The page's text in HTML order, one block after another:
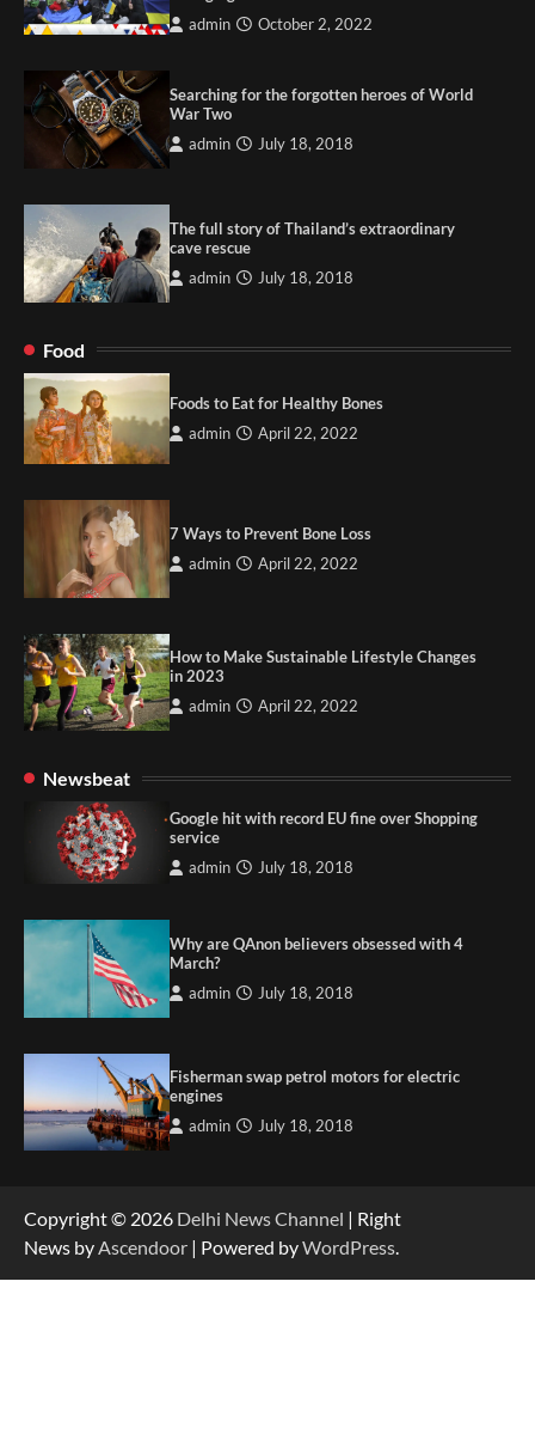
admin October 2, 2022
Searching for the forgotten heroes of World
War Two
admin July 18, 2018
The full story of Thailand’s extraordinary
cave rescue
admin July 18, 2018
Food
Foods to Eat for Healthy Bones
admin April 22, 2022
7 Ways to Prevent Bone Loss
admin April 22, 2022
How to Make Sustainable Lifestyle Changes
in 2023
admin April 22, 2022
Newsbeat
Google hit with record EU fine over Shopping
service
admin July 18, 2018
Why are QAnon believers obsessed with 4
March?
admin July 18, 2018
Fisherman swap petrol motors for electric
engines
admin July 18, 2018
Copyright © 2026 Delhi News Channel | Right
News byAscendoor | Powered byWordPress.